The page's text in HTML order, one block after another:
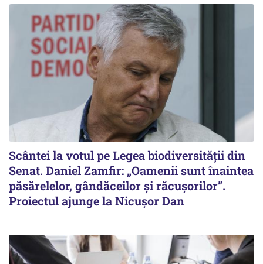
Scântei la votul pe Legea biodiversității din
Senat. Daniel Zamfir: „Oamenii sunt înaintea
păsărelelor, gândăceilor și răcușorilor”.
Proiectul ajunge la Nicușor Dan